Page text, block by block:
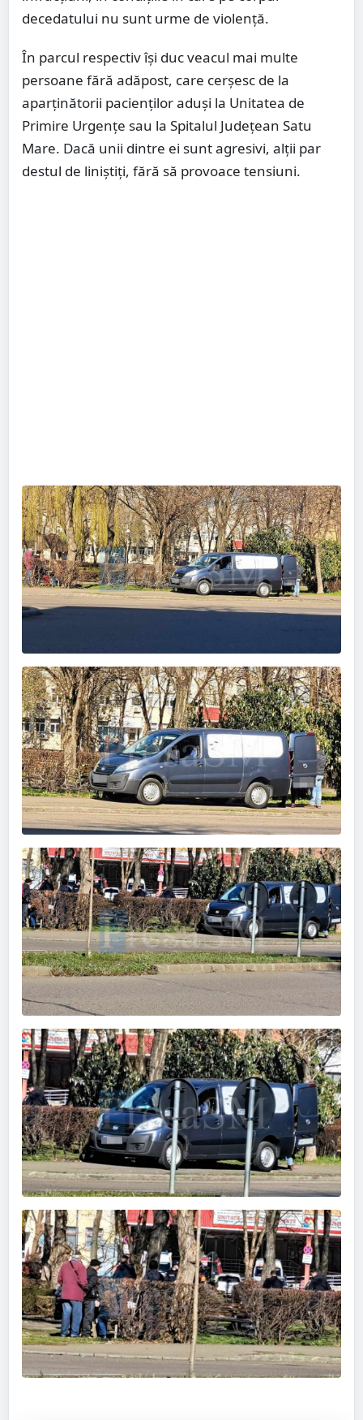
decedatului nu sunt urme de violență.
În parcul respectiv își duc veacul mai multe
persoane fără adăpost, care cerșesc de la
aparținătorii pacienților aduși la Unitatea de
Primire Urgențe sau la Spitalul Județean Satu
Mare. Dacă unii dintre ei sunt agresivi, alții par
destul de liniștiți, fără să provoace tensiuni.